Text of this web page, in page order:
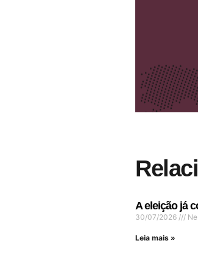
A eleição já
30/07/2026
Leia mais »